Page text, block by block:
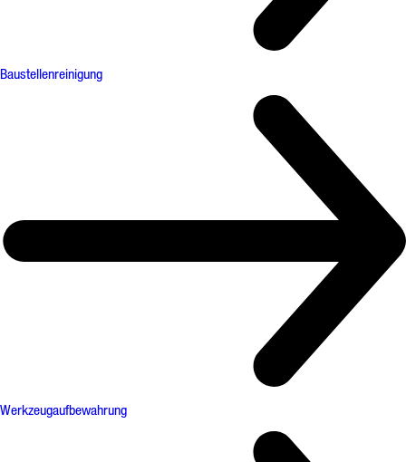
Baustellenreinigung
Werkzeugaufbewahrung